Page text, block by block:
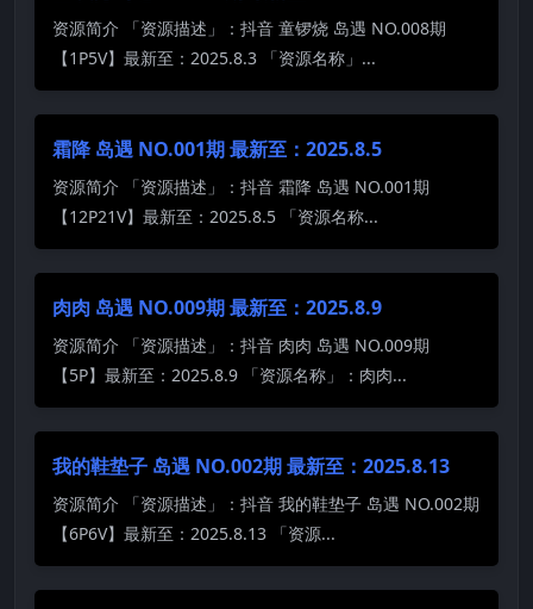
资源简介 「资源描述」：抖音 童锣烧 岛遇 NO.008期
【1P5V】最新至：2025.8.3 「资源名称」...
霜降 岛遇 NO.001期 最新至：2025.8.5
资源简介 「资源描述」：抖音 霜降 岛遇 NO.001期
【12P21V】最新至：2025.8.5 「资源名称...
肉肉 岛遇 NO.009期 最新至：2025.8.9
资源简介 「资源描述」：抖音 肉肉 岛遇 NO.009期
【5P】最新至：2025.8.9 「资源名称」：肉肉...
我的鞋垫子 岛遇 NO.002期 最新至：2025.8.13
资源简介 「资源描述」：抖音 我的鞋垫子 岛遇 NO.002期
【6P6V】最新至：2025.8.13 「资源...